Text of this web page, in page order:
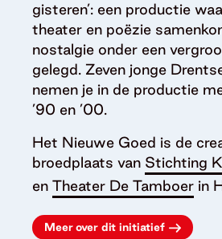
gisteren’: een productie
theater en poëzie
nostalgie onder een
gelegd. Zeven jonge
nemen je in de productie
’90 en ’00.
Het Nieuwe Goed is de
broedplaats van Stichting
en Theater De Tamboer in
Meer over dit initiatief